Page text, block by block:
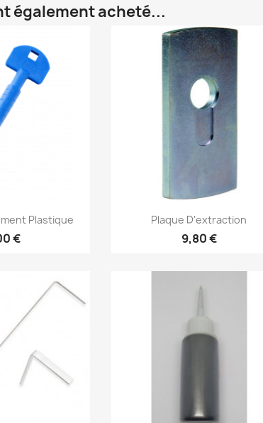
également acheté...
rapide
Plastique
€
Aperçu rapide
Plaque D'extraction
9,80 €